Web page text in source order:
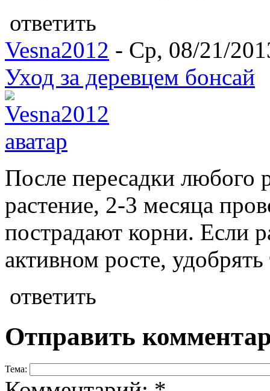
ответить
Vesna2012 - Ср, 08/21/
Уход за деревцем бонсай
После пересадки любого
растение, 2-3 месяца
пострадают корни. Если
активном росте,
ответить
Отправить
Тема: